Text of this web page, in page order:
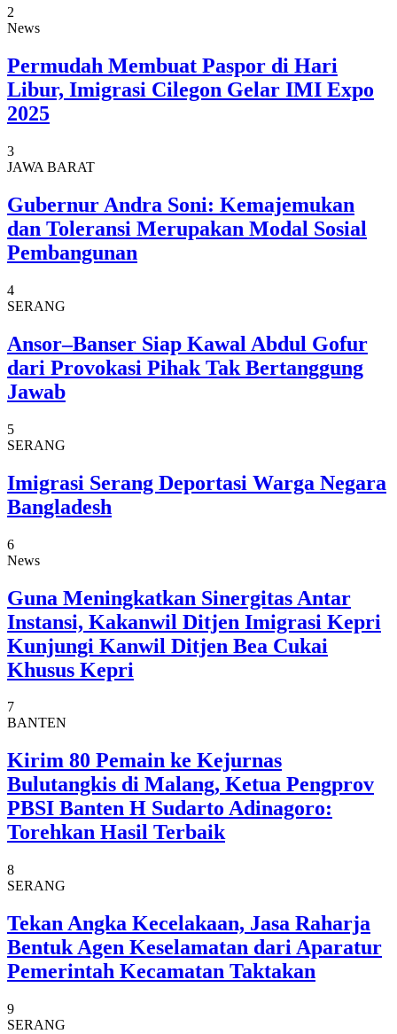
2
News
Permudah Membuat Paspor di Hari
Libur, Imigrasi Cilegon Gelar IMI Expo
2025
3
JAWA BARAT
Gubernur Andra Soni: Kemajemukan
dan Toleransi Merupakan Modal Sosial
Pembangunan
4
SERANG
Ansor–Banser Siap Kawal Abdul Gofur
dari Provokasi Pihak Tak Bertanggung
Jawab
5
SERANG
Imigrasi Serang Deportasi Warga Negara
Bangladesh
6
News
Guna Meningkatkan Sinergitas Antar
Instansi, Kakanwil Ditjen Imigrasi Kepri
Kunjungi Kanwil Ditjen Bea Cukai
Khusus Kepri
7
BANTEN
Kirim 80 Pemain ke Kejurnas
Bulutangkis di Malang, Ketua Pengprov
PBSI Banten H Sudarto Adinagoro:
Torehkan Hasil Terbaik
8
SERANG
Tekan Angka Kecelakaan, Jasa Raharja
Bentuk Agen Keselamatan dari Aparatur
Pemerintah Kecamatan Taktakan
9
SERANG